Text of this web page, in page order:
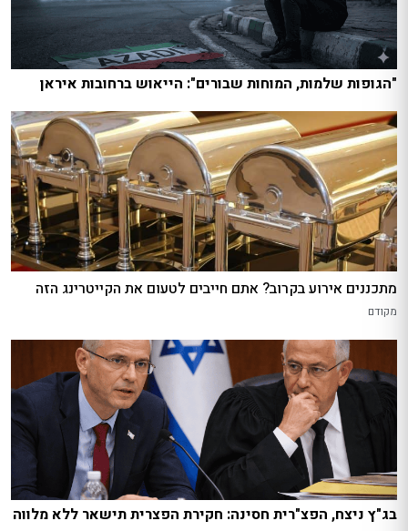
"הגופות שלמות, המוחות שבורים": הייאוש ברחובות איראן
מתכננים אירוע בקרוב? אתם חייבים לטעום את הקייטרינג הזה
מקודם
בג"ץ ניצח, הפצ"רית חסינה: חקירת הפצרית תישאר ללא מלווה